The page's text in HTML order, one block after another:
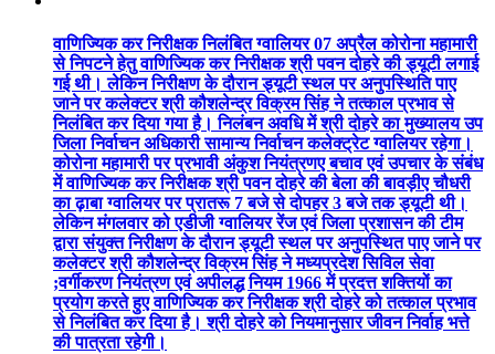
वाणिज्यिक कर निरीक्षक निलंबित ग्वालियर 07 अप्रैल कोरोना महामारी
से निपटने हेतु वाणिज्यिक कर निरीक्षक श्री पवन दोहरे की ड्यूटी लगाई
गई थी। लेकिन निरीक्षण के दौरान ड्यूटी स्थल पर अनुपस्थिति पाए
जाने पर कलेक्टर श्री कौशलेन्द्र विक्रम सिंह ने तत्काल प्रभाव से
निलंबित कर दिया गया है। निलंबन अवधि में श्री दोहरे का मुख्यालय उप
जिला निर्वाचन अधिकारी सामान्य निर्वाचन कलेक्ट्रेट ग्वालियर रहेगा।
कोरोना महामारी पर प्रभावी अंकुश नियंत्रणए बचाव एवं उपचार के संबंध
में वाणिज्यिक कर निरीक्षक श्री पवन दोहरे की बेला की बावड़ीए चौधरी
का ढ़ाबा ग्वालियर पर प्रातरू 7 बजे से दोपहर 3 बजे तक ड्यूटी थी।
लेकिन मंगलवार को एडीजी ग्वालियर रेंज एवं जिला प्रशासन की टीम
द्वारा संयुक्त निरीक्षण के दौरान ड्यूटी स्थल पर अनुपस्थित पाए जाने पर
कलेक्टर श्री कौशलेन्द्र विक्रम सिंह ने मध्यप्रदेश सिविल सेवा
;वर्गीकरण नियंत्रण एवं अपीलद्ध नियम 1966 में प्रदत्त शक्तियों का
प्रयोग करते हुए वाणिज्यिक कर निरीक्षक श्री दोहरे को तत्काल प्रभाव
से निलंबित कर दिया है। श्री दोहरे को नियमानुसार जीवन निर्वाह भत्ते
की पात्रता रहेगी।